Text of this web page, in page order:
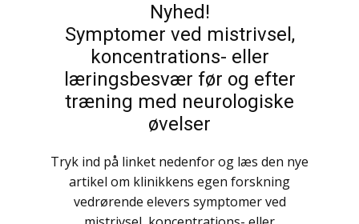
Nyhed!
Symptomer ved mistrivsel,
koncentrations- eller
læringsbesvær før og efter
træning med neurologiske
øvelser
Tryk ind på linket nedenfor og læs den nye
artikel om klinikkens egen forskning
vedrørende elevers symptomer ved